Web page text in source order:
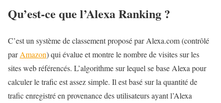
Qu’est-ce que l’Alexa Ranking ?
C’est un système de classement proposé par Alexa.com (contrôlé
parAmazon) qui évalue et montre le nombre de visites sur les
sites web référencés. L’algorithme sur lequel se base Alexa pour
calculer le trafic est assez simple. Il est basé sur la quantité de
trafic enregistré en provenance des utilisateurs ayant l’Alexa